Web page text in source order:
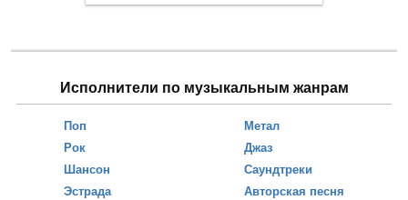
Исполнители по музыкальным жанрам
Поп
Рок
Шансон
Эстрада
Метал
Джаз
Саундтреки
Авторская песня